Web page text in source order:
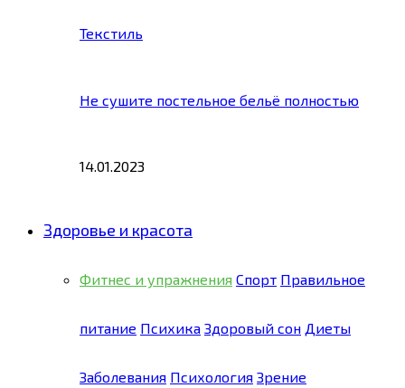
Текстиль
Не сушите постельное бельё полностью
14.01.2023
Здоровье и красота
Фитнес и упражнения Спорт Правильное
питание Психика Здоровый сон Диеты
Заболевания Психология Зрение